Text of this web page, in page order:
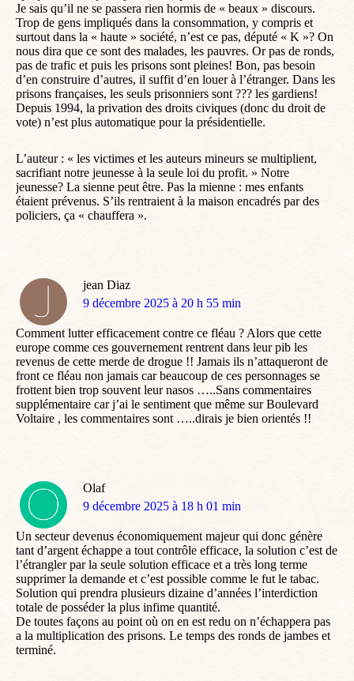
Je sais qu’il ne se passera rien hormis de « beaux » discours.
Trop de gens impliqués dans la consommation, y compris et
surtout dans la « haute » société, n’est ce pas, député « K »? On
nous dira que ce sont des malades, les pauvres. Or pas de ronds,
pas de trafic et puis les prisons sont pleines! Bon, pas besoin
d’en construire d’autres, il suffit d’en louer à l’étranger. Dans les
prisons françaises, les seuls prisonniers sont ??? les gardiens!
Depuis 1994, la privation des droits civiques (donc du droit de
vote) n’est plus automatique pour la présidentielle.
L’auteur : « les victimes et les auteurs mineurs se multiplient,
sacrifiant notre jeunesse à la seule loi du profit. » Notre
jeunesse? La sienne peut être. Pas la mienne : mes enfants
étaient prévenus. S’ils rentraient à la maison encadrés par des
policiers, ça « chauffera ».
jean Diaz
dit
9 décembre 2025 à 20 h 55 min
Comment lutter efficacement contre ce fléau ? Alors que cette
europe comme ces gouvernement rentrent dans leur pib les
revenus de cette merde de drogue !! Jamais ils n’attaqueront de
front ce fléau non jamais car beaucoup de ces personnages se
frottent bien trop souvent leur nasos …..Sans commentaires
supplémentaire car j’ai le sentiment que même sur Boulevard
Voltaire , les commentaires sont …..dirais je bien orientés !!
Olaf
dit
9 décembre 2025 à 18 h 01 min
Un secteur devenus économiquement majeur qui donc génère
tant d’argent échappe a tout contrôle efficace, la solution c’est de
l’étrangler par la seule solution efficace et a très long terme
supprimer la demande et c’est possible comme le fut le tabac.
Solution qui prendra plusieurs dizaine d’années l’interdiction
totale de posséder la plus infime quantité.
De toutes façons au point où on en est redu on n’échappera pas
a la multiplication des prisons. Le temps des ronds de jambes et
terminé.